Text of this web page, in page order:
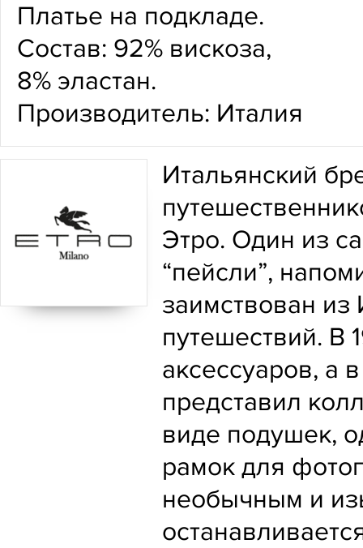
Платье на подкладе.
Состав: 92% вискоза,
8% эластан.
Производитель: Италия
Итальянский
Этро. Один из
“пейсли”,
заимствован из
путешествий. В
аксессуаров, а
представил
виде подушек,
рамок для
необычным и